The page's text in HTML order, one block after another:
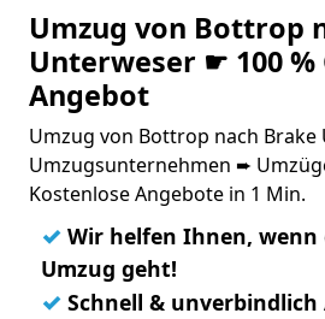
Umzug von Bottrop
Unterweser ☛ 100 %
Angebot
Umzug von Bottrop nach Brake
Umzugsunternehmen ➨
Kostenlose Angebote in 1 Min.
✓ Wir helfen Ihnen, wenn
Umzug geht!
✓ Schnell & unverbindlich